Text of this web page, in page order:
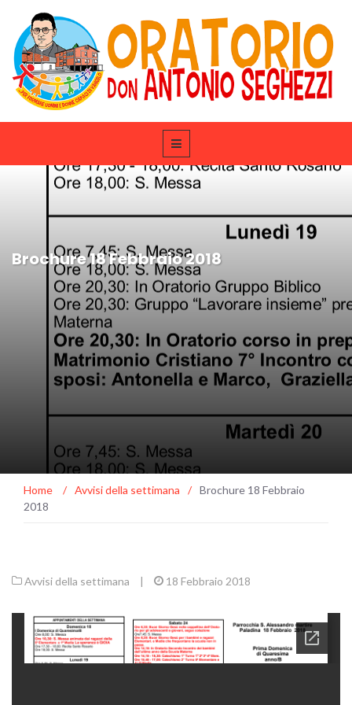
Brochure 18 Febbraio 2018
Home / Avvisi della settimana / Brochure 18 Febbraio
2018
Avvisi della settimana | 18 Febbraio 2018